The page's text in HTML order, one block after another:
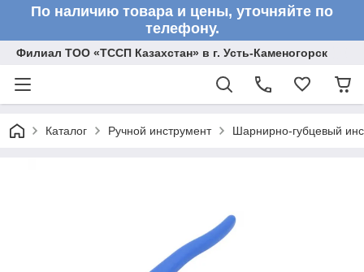
По наличию товара и цены, уточняйте по
телефону.
Филиал ТОО «ТССП Казахстан» в г. Усть-Каменогорск
Каталог Ручной инструмент Шарнирно-губцевый